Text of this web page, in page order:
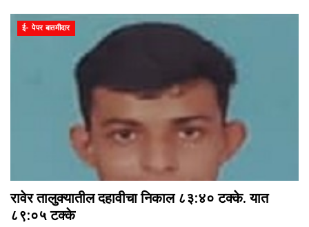
ई- पेपर बातमीदार
रावेर तालुक्यातील दहावीचा निकाल ८३:४० टक्के. यात
८९:०५ टक्के